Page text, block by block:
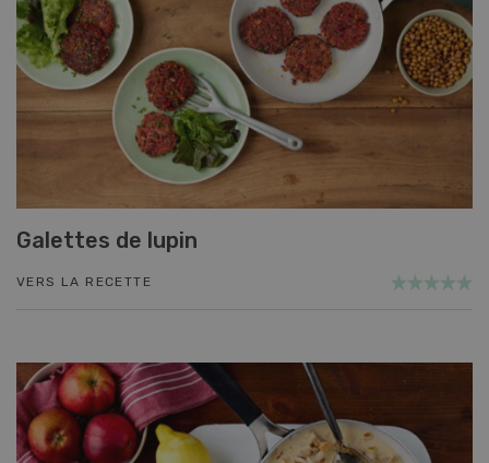
Galettes de lupin
VERS LA RECETTE